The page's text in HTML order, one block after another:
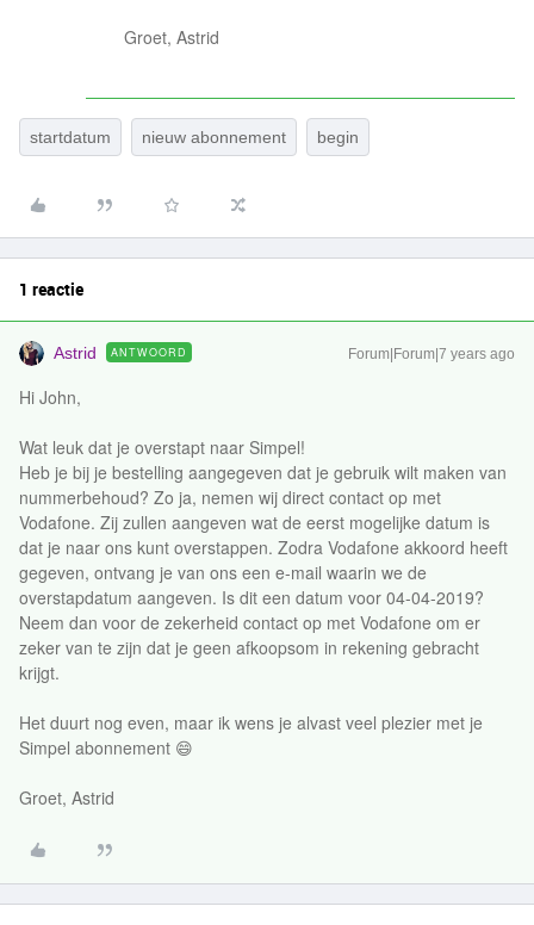
Groet, Astrid
startdatum nieuw abonnement begin
1 reactie
Astrid ANTWOORD Forum|Forum|7 years ago
Hi John,
Wat leuk dat je overstapt naar Simpel!
Heb je bij je bestelling aangegeven dat je gebruik wilt maken van
nummerbehoud? Zo ja, nemen wij direct contact op met
Vodafone. Zij zullen aangeven wat de eerst mogelijke datum is
dat je naar ons kunt overstappen. Zodra Vodafone akkoord heeft
gegeven, ontvang je van ons een e-mail waarin we de
overstapdatum aangeven. Is dit een datum voor 04-04-2019?
Neem dan voor de zekerheid contact op met Vodafone om er
zeker van te zijn dat je geen afkoopsom in rekening gebracht
krijgt.
Het duurt nog even, maar ik wens je alvast veel plezier met je
Simpel abonnement 😄
Groet, Astrid